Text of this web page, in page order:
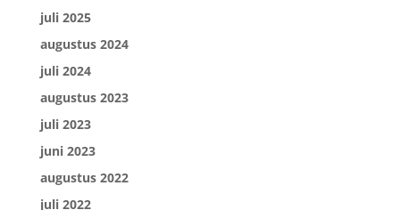
juli 2025
augustus 2024
juli 2024
augustus 2023
juli 2023
juni 2023
augustus 2022
juli 2022